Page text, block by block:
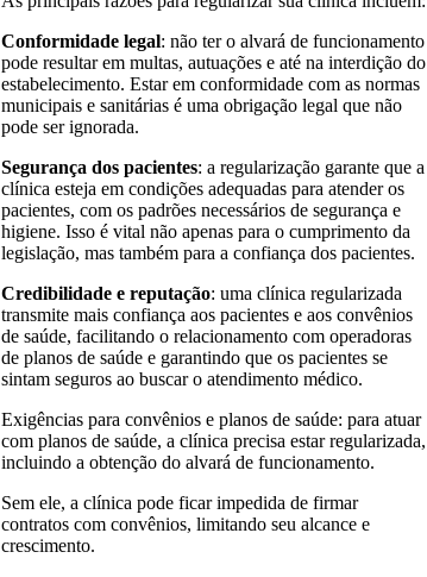
Conformidade legal: não ter o alvará de funcionamento
pode resultar em multas, autuações e até na interdição do
estabelecimento. Estar em conformidade com as normas
municipais e sanitárias é uma obrigação legal que não
pode ser ignorada.
Segurança dos pacientes: a regularização garante que a
clínica esteja em condições adequadas para atender os
pacientes, com os padrões necessários de segurança e
higiene. Isso é vital não apenas para o cumprimento da
legislação, mas também para a confiança dos pacientes.
Credibilidade e reputação: uma clínica regularizada
transmite mais confiança aos pacientes e aos convênios
de saúde, facilitando o relacionamento com operadoras
de planos de saúde e garantindo que os pacientes se
sintam seguros ao buscar o atendimento médico.
Exigências para convênios e planos de saúde: para atuar
com planos de saúde, a clínica precisa estar regularizada,
incluindo a obtenção do alvará de funcionamento.
Sem ele, a clínica pode ficar impedida de firmar
contratos com convênios, limitando seu alcance e
crescimento.